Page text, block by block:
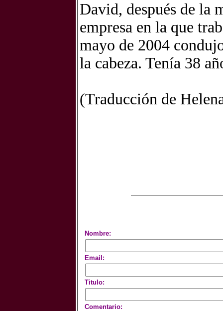
David, después de la
empresa en la que
mayo de 2004
la cabeza. Tenía 38
(Traducción de
Nombre:
Email:
Titulo:
Comentario: